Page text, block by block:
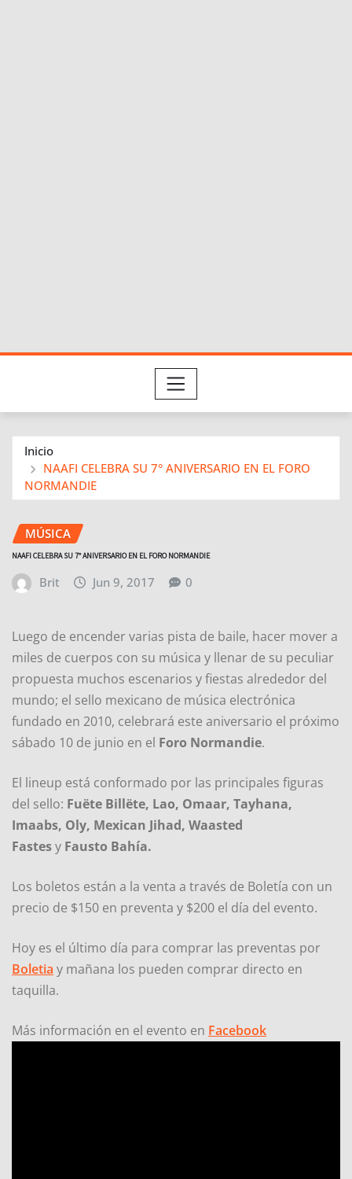
Inicio
NAAFI CELEBRA SU 7° ANIVERSARIO EN EL FORO
NORMANDIE
MÚSICA
NAAFI CELEBRA SU 7° ANIVERSARIO EN EL FORO NORMANDIE
Brit Jun 9, 2017 0
Luego de encender varias pista de baile, hacer mover a
miles de cuerpos con su música y llenar de su peculiar
propuesta muchos escenarios y fiestas alrededor del
mundo; el sello mexicano de música electrónica
fundado en 2010, celebrará este aniversario el próximo
sábado 10 de junio en el Foro Normandie.
El lineup está conformado por las principales figuras
del sello: Fuëte Billëte, Lao, Omaar, Tayhana,
Imaabs, Oly, Mexican Jihad, Waasted
Fastesy Fausto Bahía.
Los boletos están a la venta a través de Boletía con un
precio de $150 en preventa y $200 el día del evento.
Hoy es el último día para comprar las preventas por
Boletia y mañana los pueden comprar directo en
taquilla.
Más información en el evento en Facebook